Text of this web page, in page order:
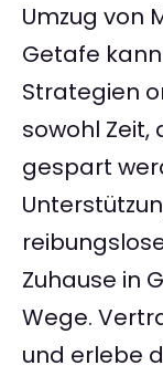
Umzug von
Getafe
Strategien
sowohl Zeit,
gespart
Zuhause in
Wege.
und erlebe